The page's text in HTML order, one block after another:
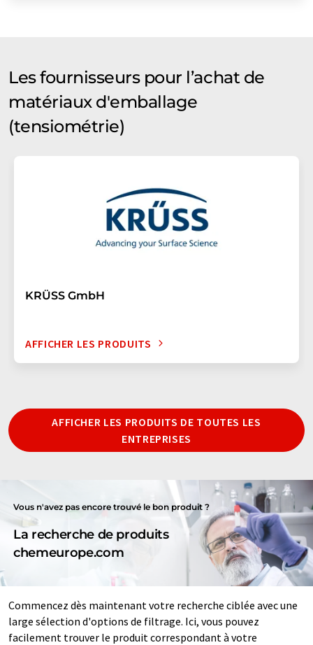
Les fournisseurs pour l’achat de
matériaux d'emballage
(tensiométrie)
KRÜSS GmbH
AFFICHER LES PRODUITS
AFFICHER LES PRODUITS DE TOUTES LES
ENTREPRISES
Vous n'avez pas encore trouvé le bon produit ?
La recherche de produits
chemeurope.com
Commencez dès maintenant votre recherche ciblée avec une
large sélection d'options de filtrage. Ici, vous pouvez
facilement trouver le produit correspondant à votre